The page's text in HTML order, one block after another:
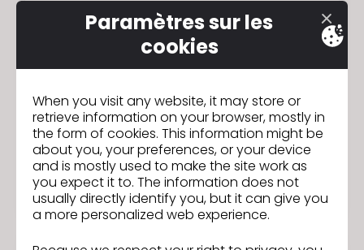
Organisations à but non lucratif
Paramètres sur les
cookies
When you visit any website, it may store or
retrieve information on your browser, mostly in
the form of cookies. This information might be
about you, your preferences, or your device
and is mostly used to make the site work as
you expect it to. The information does not
usually directly identify you, but it can give you
a more personalized web experience.